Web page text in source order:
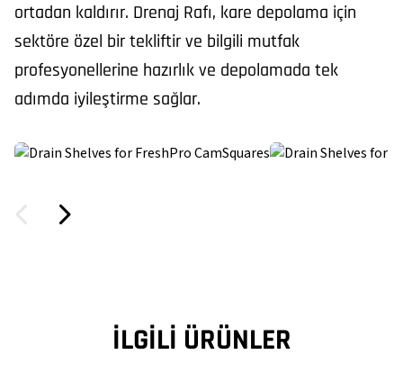
ortadan kaldırır. Drenaj Rafı, kare depolama için
sektöre özel bir tekliftir ve bilgili mutfak
profesyonellerine hazırlık ve depolamada tek
adımda iyileştirme sağlar.
İLGILI ÜRÜNLER